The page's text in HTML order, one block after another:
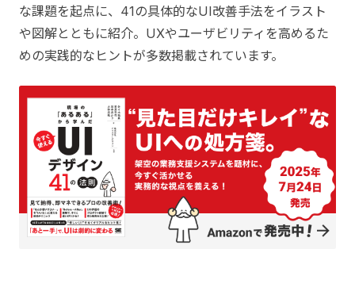
な課題を起点に、41の具体的なUI改善手法をイラスト
や図解とともに紹介。UXやユーザビリティを高めるた
めの実践的なヒントが多数掲載されています。